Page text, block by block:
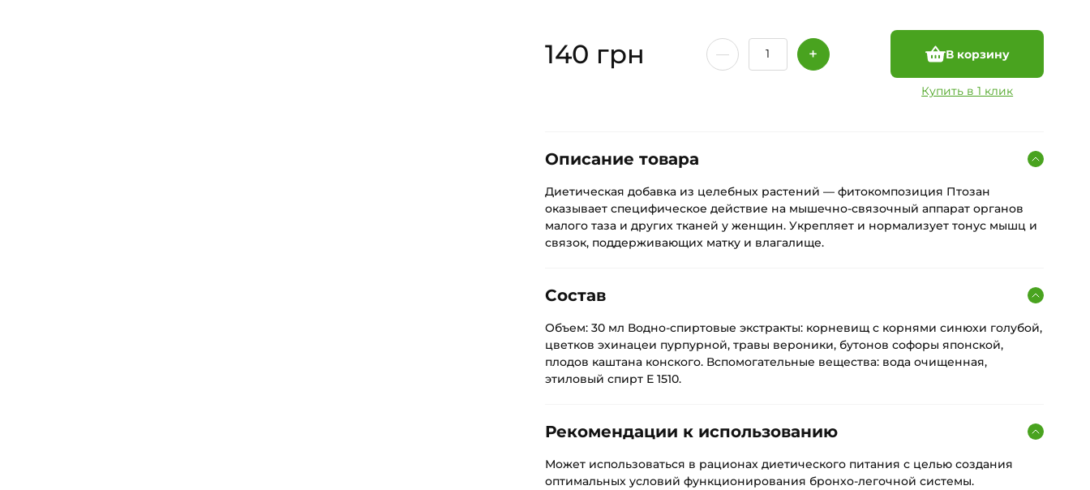
140 грн В корзину
Купить в 1 клик
Описание товара
Диетическая добавка из целебных растений — фитокомпозиция Птозан
оказывает специфическое действие на мышечно-связочный аппарат органов
малого таза и других тканей у женщин. Укрепляет и нормализует тонус мышц и
связок, поддерживающих матку и влагалище.
Состав
Объем: 30 мл Водно-спиртовые экстракты: корневищ с корнями синюхи голубой,
цветков эхинацеи пурпурной, травы вероники, бутонов софоры японской,
плодов каштана конского. Вспомогательные вещества: вода очищенная,
этиловый спирт Е 1510.
Рекомендации к использованию
Может использоваться в рационах диетического питания с целью создания
оптимальных условий функционирования бронхо-легочной системы.